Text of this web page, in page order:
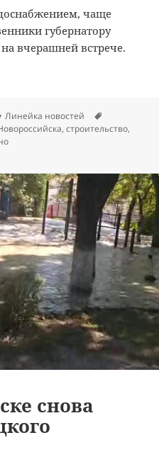
чаще
губернатору
вчерашней встрече.
в Новороссийске: вначале
Рубрики
Линейка новостей
,строительство,
снова